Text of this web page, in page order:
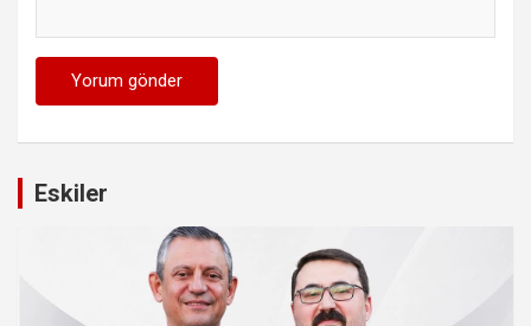
Eskiler